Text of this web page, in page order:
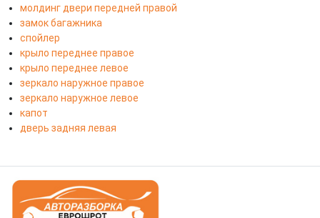
молдинг двери передней правой
замок багажника
спойлер
крыло переднее правое
крыло переднее левое
зеркало наружное правое
зеркало наружное левое
капот
дверь задняя левая